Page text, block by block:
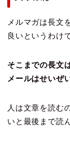
メルマガは長文
良いというわけ
そこまでの長文
メールはせいぜ
人は文章を読む
いと最後まで読